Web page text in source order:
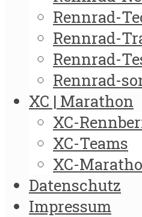
Rennrad-
Rennrad-
Rennrad-
Rennrad-
XC | Marathon
XC-
XC-Teams
XC-
Datenschutz
Impressum